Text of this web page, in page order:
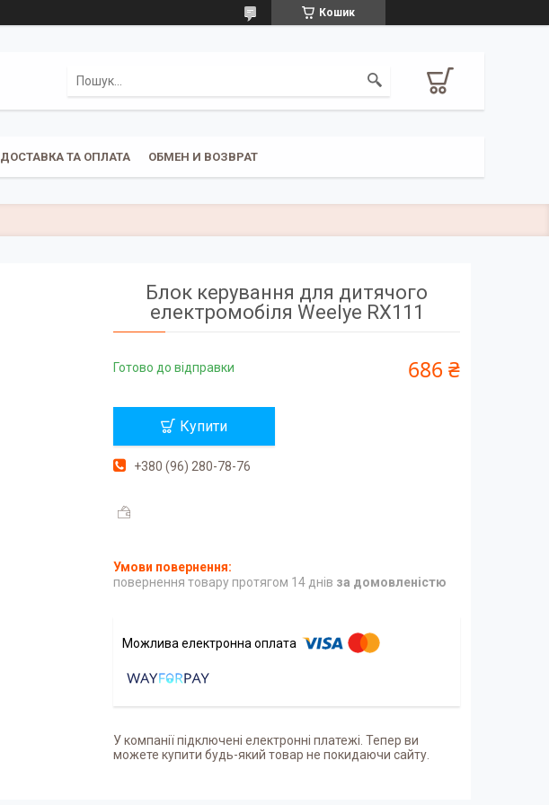
Кошик
ДОСТАВКА ТА ОПЛАТА ОБМЕН И ВОЗВРАТ
Блок керування для дитячого
електромобіля Weelye RX111
Готово до відправки 686 ₴
Купити
+380 (96) 280-78-76
повернення товару протягом 14 днів за домовленістю
У компанії підключені електронні платежі. Тепер ви
можете купити будь-який товар не покидаючи сайту.